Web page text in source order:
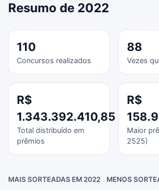
Resumo de 2022
110
Concursos realizados
88
Vezes
R$
1.343.392.410,85
Total distribuído em
prêmios
R$
Maior
2525)
MAIS SORTEADAS EM 2022 MENOS